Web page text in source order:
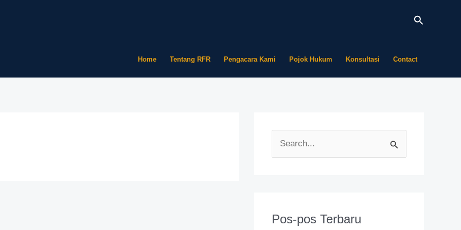
Cari
Home Tentang RFR Pengacara Kami Pojok Hukum Konsultasi Contact
u
Pos-pos Terbaru